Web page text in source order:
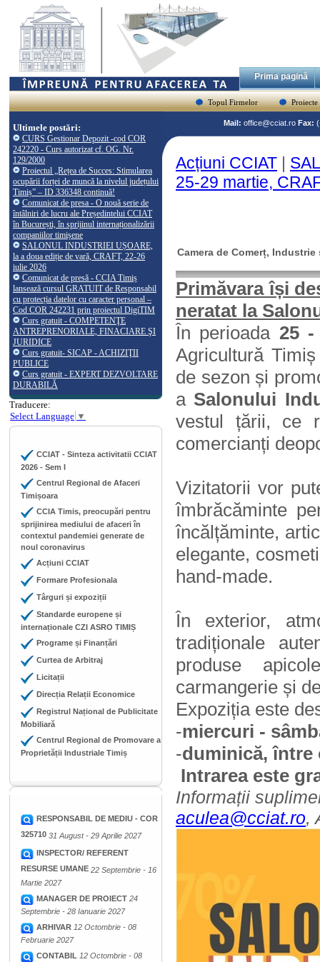
Prima pagină
Topul Firmelor Proiecte
Ultimele postări:
CURS Gestionar Depozit -cod COR
242220 - Curs autorizat cf. OG. Nr.
129/2000
Proiectul „Rețea de Succes: Stimularea
ocupării forței de muncă la nivelul județului
Timiș” – ID 336348 continuă!
Comunicat de presa - O nouă serie de
întâlniri de lucru ale Președintelui CCIAT
în București, în sprijinul internaționalizării
companiilor timișene
SALONUL INDUSTRIEI UȘOARE,
la a doua ediție de vară, CRAFT, 22-26
iulie 2026
Comunicat de presă - CCIA Timiș
lansează cursul GRATUIT de Responsabil
cu protecția datelor cu caracter personal –
Cod COR 242231 prin proiectul DigiTIM
Curs gratuit - COMPETENŢE
ANTREPRENORIALE, FINACIARE ŞI
JURIDICE
Curs gratuit- SICAP - ACHIZIŢII
PUBLICE
Curs gratuit - EXPERT DEZVOLTARE
DURABILĂ
Traducere:
Select Language ▼
CCIAT - Sinteza activitatii CCIAT
2026 - Sem I
Centrul Regional de Afaceri
Timișoara
CCIA Timis, preocupări pentru
sprijinirea mediului de afaceri în
contextul pandemiei generate de
noul coronavirus
Acțiuni CCIAT
Formare Profesionala
Târguri și expoziții
Standarde europene și
internaționale CZI ASRO TIMIȘ
Programe și Finanțări
Curtea de Arbitraj
Licitații
Direcția Relații Economice
Registrul Național de Publicitate
Mobiliară
Centrul Regional de Promovare a
Proprietății Industriale Timiș
RESPONSABIL DE MEDIU - COR
325710 31 August - 29 Aprilie 2027
INSPECTOR/ REFERENT
RESURSE UMANE 22 Septembrie - 16
Martie 2027
MANAGER DE PROIECT 24
Septembrie - 28 Ianuarie 2027
ARHIVAR 12 Octombrie - 08
Februarie 2027
CONTABIL 12 Octombrie - 08
Mail: office@cciat.ro Fax:
Acțiuni CCIAT |
25-29 martie,
Camera de Comerț,
Primăvara își
neratat la
În perioada 25 -
Agricultură
de sezon și
a Salonului
vestul țării, ce
comercianți
Vizitatorii vor
îmbrăcăminte
încălțăminte,
elegante,
hand-made.
În exterior,
tradiționale
produse
carmangerie și
Expoziția este
-miercuri -
-duminică, între
Intrarea este
Informații
aculea@cciat.ro,